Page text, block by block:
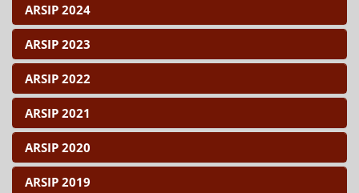
ARSIP 2024
ARSIP 2023
ARSIP 2022
ARSIP 2021
ARSIP 2020
ARSIP 2019